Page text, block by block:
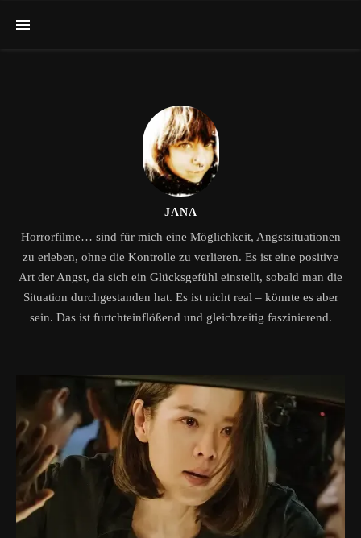
JANA
Horrorfilme… sind für mich eine Möglichkeit, Angstsituationen
zu erleben, ohne die Kontrolle zu verlieren. Es ist eine positive
Art der Angst, da sich ein Glücksgefühl einstellt, sobald man die
Situation durchgestanden hat. Es ist nicht real – könnte es aber
sein. Das ist furtchteinflößend und gleichzeitig faszinierend.